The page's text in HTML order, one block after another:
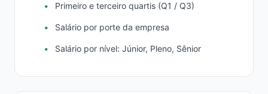
Primeiro e terceiro quartis (Q1 / Q3)
Salário por porte da empresa
Salário por nível: Júnior, Pleno, Sênior